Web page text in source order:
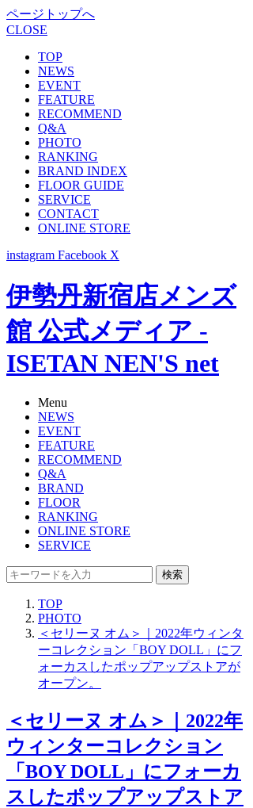
ページトップへ
CLOSE
TOP
NEWS
EVENT
FEATURE
RECOMMEND
Q&A
PHOTO
RANKING
BRAND INDEX
FLOOR GUIDE
SERVICE
CONTACT
ONLINE STORE
instagram Facebook X
伊勢丹新宿店メンズ
館 公式メディア -
ISETAN NEN'S net
Menu
NEWS
EVENT
FEATURE
RECOMMEND
Q&A
BRAND
FLOOR
RANKING
ONLINE STORE
SERVICE
検索
TOP
PHOTO
＜セリーヌ オム＞｜2022年ウィンタ
ーコレクション「BOY DOLL」にフ
ォーカスしたポップアップストアが
オープン。
＜セリーヌ オム＞｜2022年
ウィンターコレクション
「BOY DOLL」にフォーカ
スしたポップアップストア